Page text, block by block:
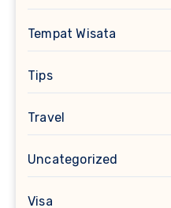
Tempat Wisata
Tips
Travel
Uncategorized
Visa